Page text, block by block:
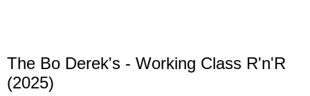
The Bo Derek's - Working Class R'n'R
(2025)